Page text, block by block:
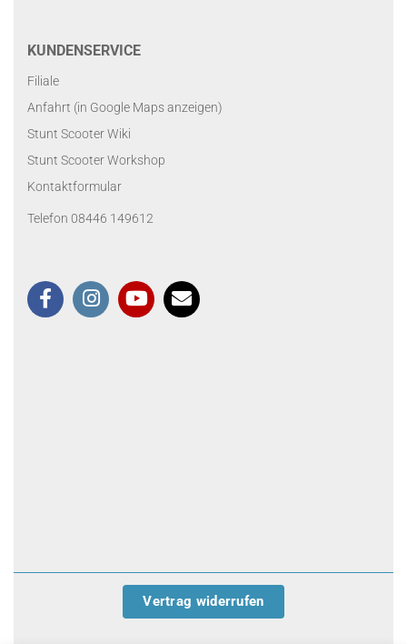
KUNDENSERVICE
Filiale
Anfahrt (in Google Maps anzeigen)
Stunt Scooter Wiki
Stunt Scooter Workshop
Kontaktformular
Telefon 08446 149612
Vertrag widerrufen